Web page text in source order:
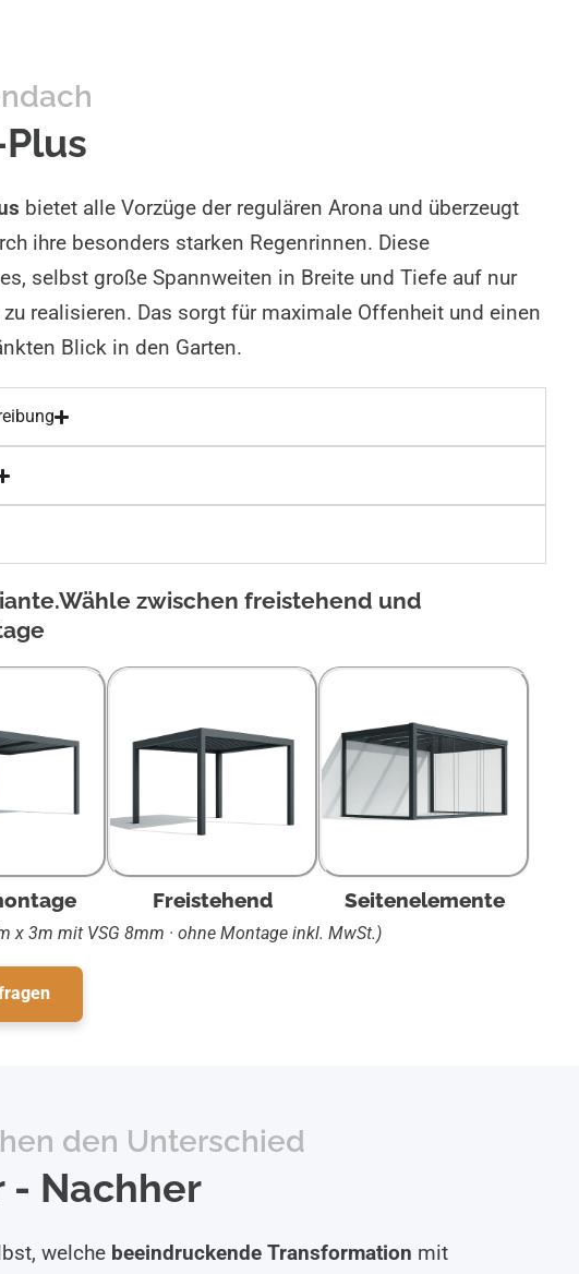
bietet alle Vorzüge der regulären Arona und überzeugt
ihre besonders starken Regenrinnen. Diese
selbst große Spannweiten in Breite und Tiefe auf nur
realisieren. Das sorgt für maximale Offenheit und einen
Blick in den Garten.
zwischen freistehend und
Freistehend Seitenelemente
x 3m mit VSG 8mm · ohne Montage inkl. MwSt.)
den Unterschied
- Nachher
welche beeindruckende Transformation mit